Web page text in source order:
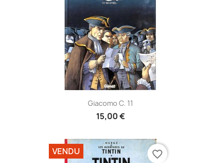
Giacomo C. 11
15,00 €
VENDU favorite_border